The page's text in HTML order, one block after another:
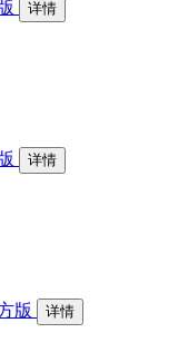
详情
详情
版 详情